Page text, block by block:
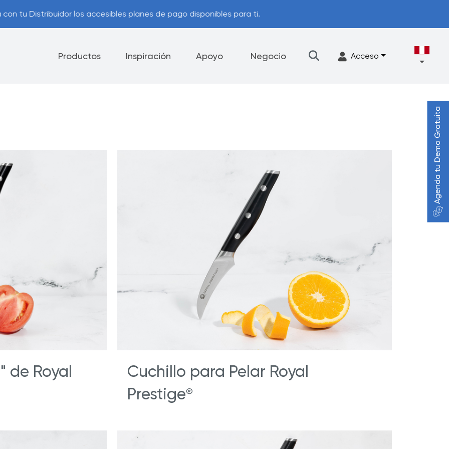
con tu Distribuidor los accesibles planes de pago disponibles para ti.
Productos
®Deluxe Easy
Power Blender Royal Prestige® Maxtractor
Inspiración
con Nuestros Blogs
Apoyo
Útiles
Negocio
Hy Cite es una empresa
Acceso
de Royal
Cuchillo para Pelar Royal
Prestige®
Agenda tu Demo Gratuita